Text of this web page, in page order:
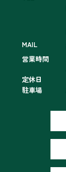
MAIL
営業時間
定休日
駐車場